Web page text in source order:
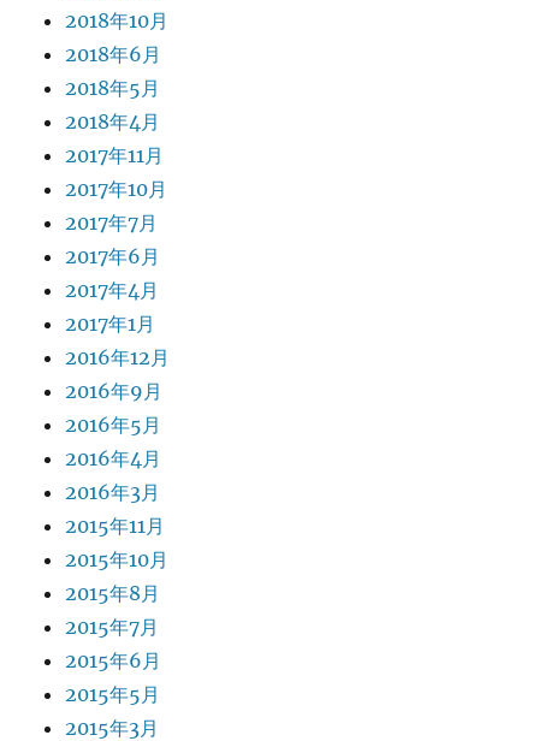
2018年10月
2018年6月
2018年5月
2018年4月
2017年11月
2017年10月
2017年7月
2017年6月
2017年4月
2017年1月
2016年12月
2016年9月
2016年5月
2016年4月
2016年3月
2015年11月
2015年10月
2015年8月
2015年7月
2015年6月
2015年5月
2015年3月